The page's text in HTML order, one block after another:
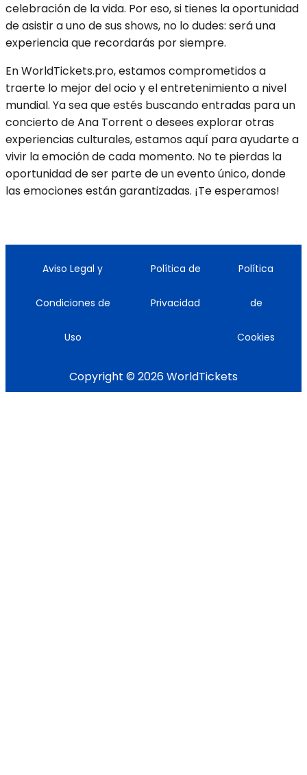
celebración de la vida. Por eso, si tienes la oportunidad
de asistir a uno de sus shows, no lo dudes: será una
experiencia que recordarás por siempre.
En WorldTickets.pro, estamos comprometidos a
traerte lo mejor del ocio y el entretenimiento a nivel
mundial. Ya sea que estés buscando entradas para un
concierto de Ana Torrent o desees explorar otras
experiencias culturales, estamos aquí para ayudarte a
vivir la emoción de cada momento. No te pierdas la
oportunidad de ser parte de un evento único, donde
las emociones están garantizadas. ¡Te esperamos!
Aviso Legal y
Condiciones de
Uso
Política de
Privacidad
Política
de
Cookies
Copyright © 2026 WorldTickets